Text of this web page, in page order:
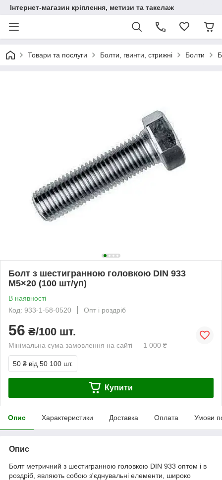
Інтернет-магазин кріплення, метизи та такелаж
Товари та послуги Болти, гвинти, стрижні Болти
Болт з шестигранною головкою DIN 933
М5×20 (100 шт/уп)
В наявності
Код: 933-1-58-0520
Опт і роздріб
56 ₴/100 шт.
Мінімальна сума замовлення на сайті — 1 000 ₴
50 ₴ від 50 100 шт.
Купити
Опис Характеристики Доставка Оплата Умови
Опис
Болт метричний з шестигранною головкою DIN 933 оптом і в
роздріб, являють собою з'єднувальні елементи, широко